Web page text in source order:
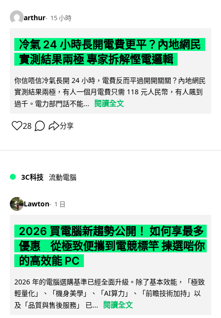
arthur 15 小時
冷氣 24 小時長開電費更平？內地網民
實測結果兩極 專家拆解慳電邏輯
你信唔信冷氣長開 24 小時，電費反而平過開開關關？內地網民
實測結果兩極，有人一個月電費只需 118 元人民幣，有人飆到
過千。電力部門話不能...
閱讀全文
28 分享
3C科技 流動電腦
Lawton 1 日
2026 買電腦新趨勢公開！ 如何享最多
優惠 從極致便攜到電競標竿 揀選啱你
的高效能 PC
2026 年的電腦選購基準已經全面升級。除了基本效能，「極致
輕量化」、「機身美學」、「AI算力」、「前瞻技術加持」以
及「品質與售後服務」 已...
閱讀全文